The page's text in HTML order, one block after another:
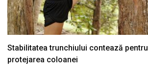
Stabilitatea trunchiului contează
protejarea coloanei